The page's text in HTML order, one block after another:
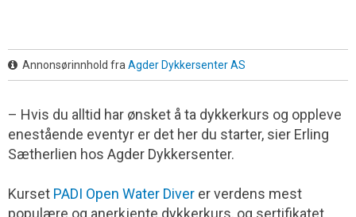
Annonsørinnhold fra Agder Dykkersenter AS
– Hvis du alltid har ønsket å ta dykkerkurs og oppleve
enestående eventyr er det her du starter, sier Erling
Sætherlien hos Agder Dykkersenter.
Kurset PADI Open Water Diver er verdens mest
populære og anerkjente dykkerkurs, og sertifikatet